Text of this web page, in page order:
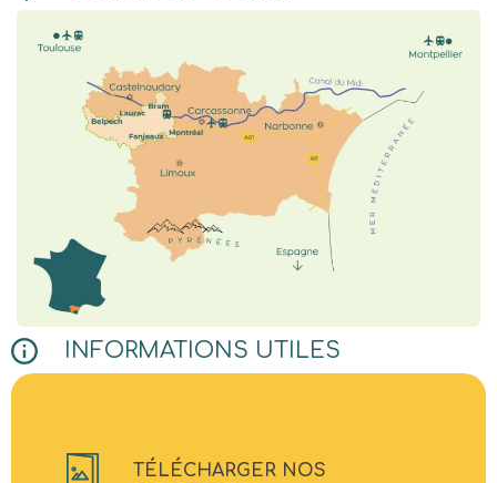
INFORMATIONS UTILES
TÉLÉCHARGER NOS